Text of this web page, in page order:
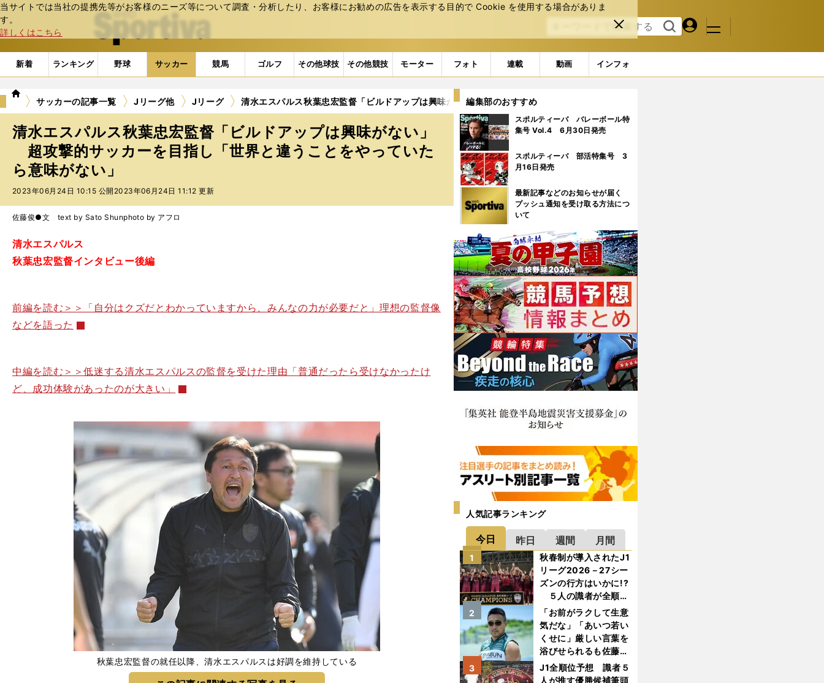
当サイトでは当社の提携先等がお客様のニーズ等について調査・分析したり、お客様にお勧めの広告を表⽰する⽬的で Cookie を使⽤する場合がありま
す。
詳しくはこちら
閉じ
る
web Sportiva (webスポルティーバ)
検索
る
マイペ
ジ
メニュ
新着 ランキング 野球 サッカー 競馬 ゴルフ その他球技 その他競技 モーター フォト 連載 動画 インフォ
we
ポ
ィ
ー
サッカーの記事一覧 Jリーグ他 Jリーグ 清水エスパルス秋葉忠宏監督「ビルドアップは興味がない」 超攻撃的サッカーを目指し「世界と違うことをやっていたら意味がない」
清水エスパルス秋葉忠宏監督「ビルドアップは興味がない」
超攻撃的サッカーを目指し「世界と違うことをやっていた
ら意味がない」
2023年06月24日 10:15 公開 2023年06月24日 11:12 更新
佐藤俊●文 text by Sato Shunphoto by アフロ
清水エスパルス
秋葉忠宏監督インタビュー後編
前編を読む＞＞「自分はクズだとわかっていますから、みんなの力が必要だと」理想の監督像
などを語った
中編を読む＞＞低迷する清水エスパルスの監督を受けた理由「普通だったら受けなかったけ
ど、成功体験があったのが大きい」
秋葉忠宏監督の就任以降、清水エスパルスは好調を維持している
編集部のおすすめ
スポルティーバ バレーボール特
集号 Vol.4 6月30日発売
スポルティーバ 部活特集号 3
月16日発売
最新記事などのお知らせが届く
プッシュ通知を受け取る方法につ
いて
人気記事ランキング
今日 昨日 週間 月間
秋春制が導入されたJ1
リーグ2026－27シー
ズンの行方はいかに!?
５人の識者が全順位
を大胆予想
1
「お前がラクして生意
気だな」「あいつ若い
くせに」厳しい言葉を
浴びせられるも佐藤慎
太郎が貫いた誇りとフ
ァンへの思い
2
J1全順位予想 識者５
人が推す優勝候補筆頭
3